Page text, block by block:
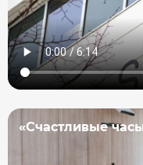
«Счастливые